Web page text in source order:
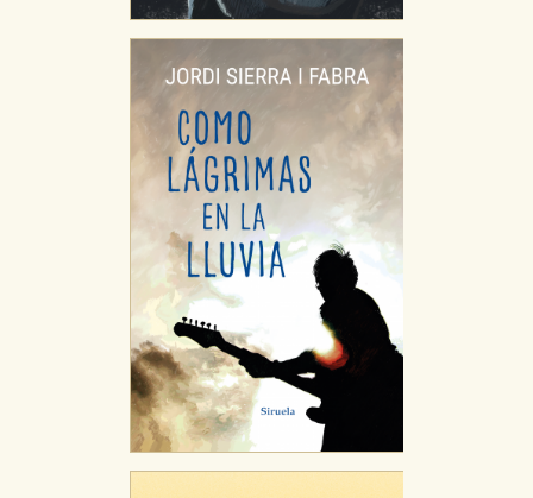
Cookies necesarias
Estas cookies son necesarias para que nuestro sitio
web funcione y no es posible deshabilitarlas desde
nuestro sistema. Es posible hacerlo desde el
navegador, pero en ese caso es posible que algunas
áreas de nuestra web dejen de funcionar
Cookies de rendimiento y analíticas
Estas cookies se utilizan para mejorar su experiencia
de navegación y optimizar el funcionamiento de
nuestro sitio web. Almacenan configuraciones de
servicios para que no tenga que reconfigurarlos cada
vez que nos visita. La información es agregada y, por lo
tanto, es anónima.
Cookies de publicidad y redes sociales
Estas cookies son gestionadas por nuestros socios
publicitarios y se utilizan para mostrar publicidad
relevante para sus intereses en otros sitios. No